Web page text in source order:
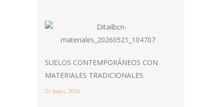
SUELOS CONTEMPORÁNEOS CON
MATERIALES TRADICIONALES.
21 mayo, 2026